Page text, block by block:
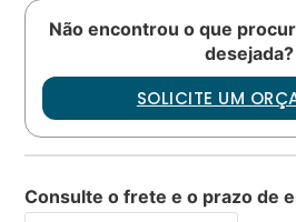
Não encontrou o que
desejada?
SOLICITE UM
Consulte o frete e o prazo de